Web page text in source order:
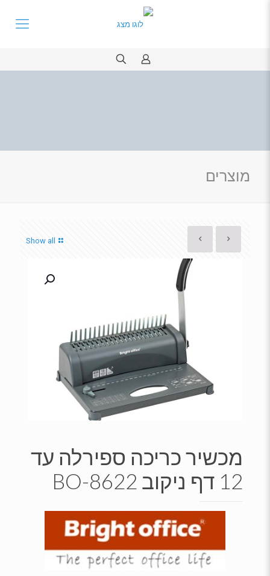
מוצרים
Show all
מכשיר כריכה ספירלה עד
12 דף ניקוב BO-8622